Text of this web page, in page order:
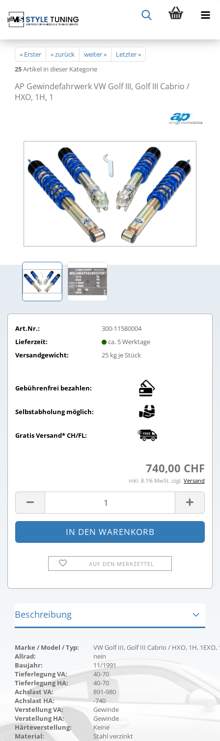
« Erster « zurück weiter »
Letzter »
25Artikel in dieser Kategorie
AP Gewindefahrwerk VW Golf III, Golf III Cabrio /
HXO, 1H, 1
Art.Nr.:
300-11580004
Lieferzeit:
ca. 5 Werktage
Versandgewicht:
25kg je Stück
Gebührenfrei bezahlen:
Selbstabholung möglich:
Gratis Versand* CH/FL:
740,00 CHF
inkl. 8.1% MwSt. zzgl. Versand
AUF DEN MERKZETTEL
Beschreibung
Marke / Model / Typ:
VW Golf III, Golf III Cabrio / HXO, 1H, 1EXO,
Allrad:
nein
Baujahr:
11/1991
Tieferlegung VA:
40-70
Tieferlegung HA:
40-70
Achslast VA:
891-980
Achslast HA:
-740
Verstellung VA:
Gewinde
Verstellung HA:
Gewinde
Härteverstellung:
Keine
Material:
Stahl verzinkt